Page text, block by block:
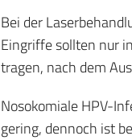
Bei der
Eingriffe sollten nur
tragen, nach dem
Nosokomiale HPV-
gering, dennoch ist